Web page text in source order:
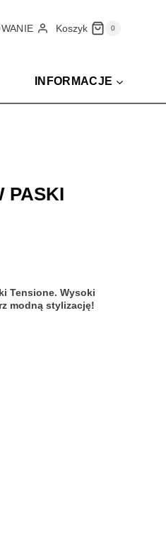
Koszyk 0
INFORMACJE
PASKI
Tensione. Wysoki
modną stylizację!